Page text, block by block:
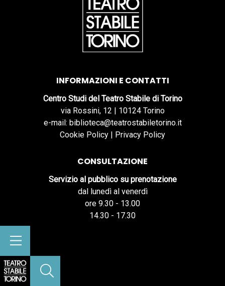
INFORMAZIONI E CONTATTI
Centro Studi del Teatro Stabile di Torino
via Rossini, 12 | 10124 Torino
e-mail: biblioteca@teatrostabiletorino.it
Cookie Policy | Privacy Policy
CONSULTAZIONE
Servizio al pubblico su prenotazione
dal lunedì al venerdì
ore 9.30 - 13.00
14.30 - 17.30